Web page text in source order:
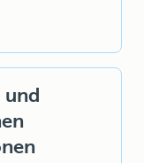
und